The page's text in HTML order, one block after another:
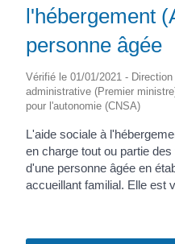
l'hébergement
personne âgée
Vérifié le 01/01/2021 -
administrative (Premier
pour l'autonomie (CNSA)
L'aide sociale à
en charge tout ou partie
d'une personne âgée en
accueillant familial. Elle est